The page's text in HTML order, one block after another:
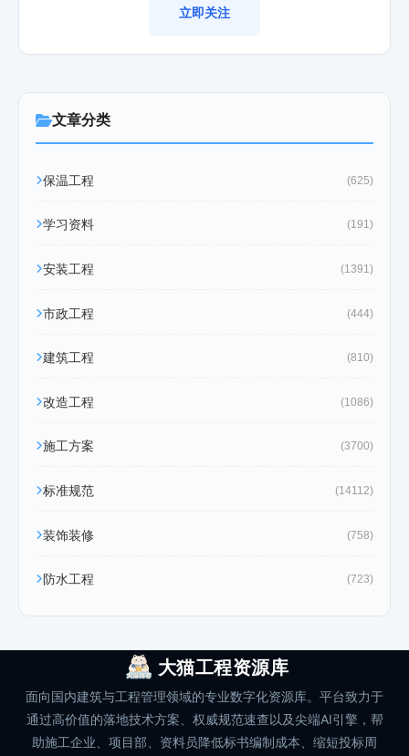
立即关注
文章分类
保温工程 (625)
学习资料 (191)
安装工程 (1391)
市政工程 (444)
建筑工程 (810)
改造工程 (1086)
施工方案 (3700)
标准规范 (14112)
装饰装修 (758)
防水工程 (723)
大猫工程资源库
面向国内建筑与工程管理领域的专业数字化资源库。平台致力于
通过高价值的落地技术方案、权威规范速查以及尖端AI引擎，帮
助施工企业、项目部、资料员降低标书编制成本、缩短投标周